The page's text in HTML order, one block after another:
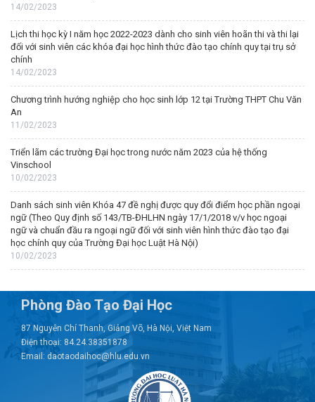
14/02/2023
Lịch thi học kỳ I năm học 2022-2023 dành cho sinh viên hoãn thi và thi lại
đối với sinh viên các khóa đại học hình thức đào tạo chính quy tại trụ sở
chính
14/02/2023
Chương trình hướng nghiệp cho học sinh lớp 12 tại Trường THPT Chu Văn
An
11/02/2023
Triển lãm các trường Đại học trong nước năm 2023 của hệ thống
Vinschool
10/02/2023
Danh sách sinh viên Khóa 47 đề nghị được quy đổi điểm học phần ngoại
ngữ (Theo Quy định số 143/TB-ĐHLHN ngày 17/1/2018 v/v học ngoại
ngữ và chuẩn đầu ra ngoại ngữ đối với sinh viên hình thức đào tạo đại
học chính quy của Trường Đại học Luật Hà Nội)
10/02/2023
Phòng Đào Tạo Đại Học
87 Nguyễn Chí Thanh, Giảng Võ, Hà Nội, Việt Nam
Điện thoại: 84.24.38351878
Email: daotaodaihoc@hlu.edu.vn